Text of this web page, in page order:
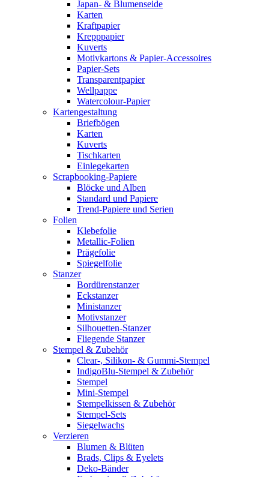
Japan- & Blumenseide
Karten
Kraftpapier
Krepppapier
Kuverts
Motivkartons & Papier-Accessoires
Papier-Sets
Transparentpapier
Wellpappe
Watercolour-Papier
Kartengestaltung
Briefbögen
Karten
Kuverts
Tischkarten
Einlegekarten
Scrapbooking-Papiere
Blöcke und Alben
Standard und Papiere
Trend-Papiere und Serien
Folien
Klebefolie
Metallic-Folien
Prägefolie
Spiegelfolie
Stanzer
Bordürenstanzer
Eckstanzer
Ministanzer
Motivstanzer
Silhouetten-Stanzer
Fliegende Stanzer
Stempel & Zubehör
Clear-, Silikon- & Gummi-Stempel
IndigoBlu-Stempel & Zubehör
Stempel
Mini-Stempel
Stempelkissen & Zubehör
Stempel-Sets
Siegelwachs
Verzieren
Blumen & Blüten
Brads, Clips & Eyelets
Deko-Bänder